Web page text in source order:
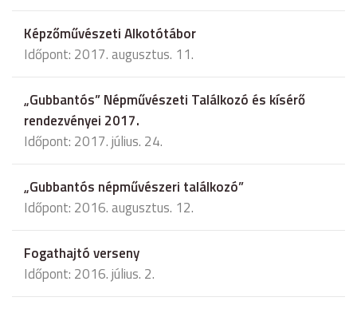
Képzőművészeti Alkotótábor
Időpont: 2017. augusztus. 11.
„Gubbantós” Népművészeti Találkozó és kísérő
rendezvényei 2017.
Időpont: 2017. július. 24.
„Gubbantós népművészeri találkozó”
Időpont: 2016. augusztus. 12.
Fogathajtó verseny
Időpont: 2016. július. 2.